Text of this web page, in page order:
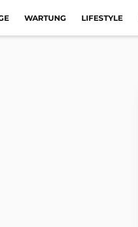
WARTUNG LIFESTYLE